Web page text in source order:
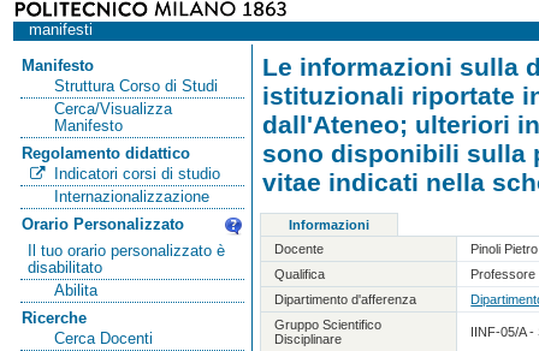
manifesti
Manifesto
Struttura Corso di Studi
Cerca/Visualizza
Manifesto
Regolamento didattico
Indicatori corsi di studio
Internazionalizzazione
Orario Personalizzato
Il tuo orario personalizzato è
disabilitato
Abilita
Ricerche
Cerca Docenti
Le informazioni sulla
istituzionali riportate
dall'Ateneo; ulteriori
sono disponibili sulla
vitae indicati nella
Informazioni
Docente
Pinoli Pietro
Qualifica
Professore
Dipartimento d'afferenza
Gruppo Scientifico
Disciplinare
IINF-05/A -